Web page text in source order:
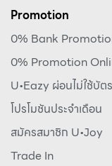
Promotion
0% Bank
0% Promotion
U•Eazy ผ่อนไม่ใช้บัตร
โปรโมชันประจำเดือน
สมัครสมาชิก U•Joy
Trade In